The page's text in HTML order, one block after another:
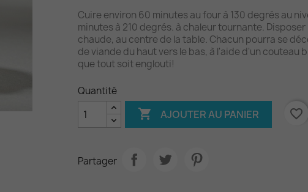
Cuire environ 60 minutes au four à 130 degrés au
minutes à 210 degrés. à chaleur tournante.
chaude, au centre de la table. Chacun pourra se
de viande du haut vers le bas, à l'aide d'un couteau
que tout soit englouti!
Quantité
 AJOUTER AU PANIER favorite_border
Partager